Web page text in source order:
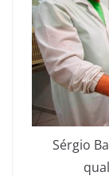
Sérgio